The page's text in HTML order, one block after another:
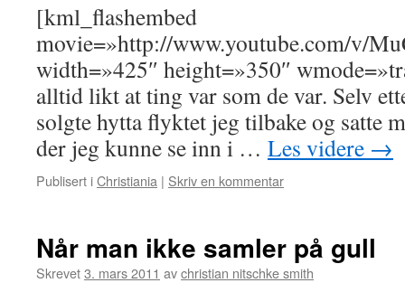
[kml_flashembed
movie=»http://www.youtube.com/v/
width=»425″ height=»350″
alltid likt at ting var som de var. Selv
solgte hytta flyktet jeg tilbake og satte
der jeg kunne se inn i … Les videre →
Publisert iChristiania | Skriv en kommentar
Når man ikke samler på gull
Skrevet3. mars 2011 avchristian nitschke smith